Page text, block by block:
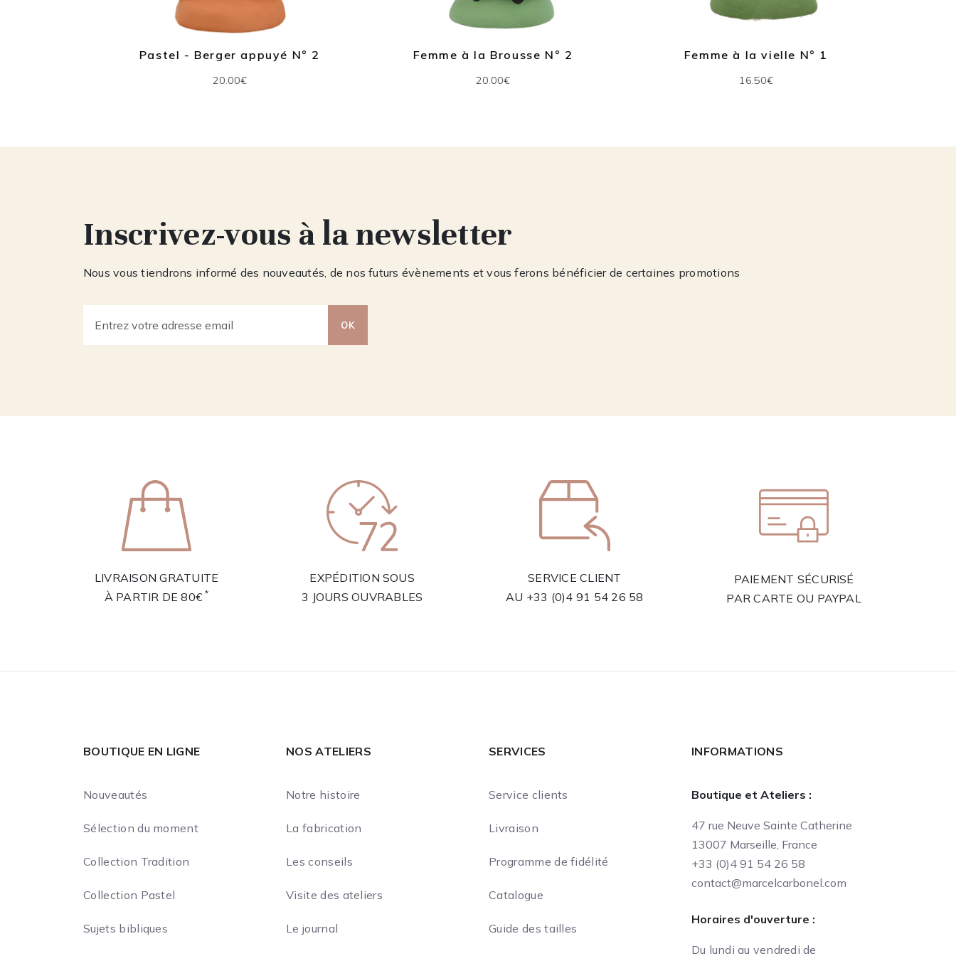
Pastel - Berger appuyé N° 2
20.00€
Femme à la Brousse N° 2
20.00€
Femme à la vielle N° 1
16.50€
Inscrivez-vous à la newsletter
Nous vous tiendrons informé des nouveautés, de nos futurs évènements et vous ferons bénéficier de certaines promotions
OK
LIVRAISON GRATUITE
À PARTIR DE 80€*
EXPÉDITION SOUS
3 JOURS OUVRABLES
SERVICE CLIENT
AU +33 (0)4 91 54 26 58
PAIEMENT SÉCURISÉ
PAR CARTE OU PAYPAL
BOUTIQUE EN LIGNE
Nouveautés
Sélection du moment
Collection Tradition
Collection Pastel
Sujets bibliques
NOS ATELIERS
Notre histoire
La fabrication
Les conseils
Visite des ateliers
Le journal
SERVICES
Service clients
Livraison
Programme de fidélité
Catalogue
Guide des tailles
INFORMATIONS
Boutique et Ateliers :
47 rue Neuve Sainte Catherine
13007 Marseille, France
+33 (0)4 91 54 26 58
contact@marcelcarbonel.com
Horaires d'ouverture :
Du lundi au vendredi de